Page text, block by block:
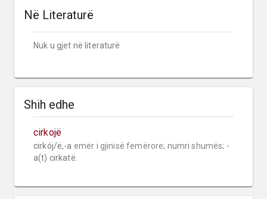
Në Literaturë
Nuk u gjet në literaturë
Shih edhe
cirkojë
cirkój/ë,-a emër i gjinisë femërore; numri shumës; -
a(t) cirkatë.